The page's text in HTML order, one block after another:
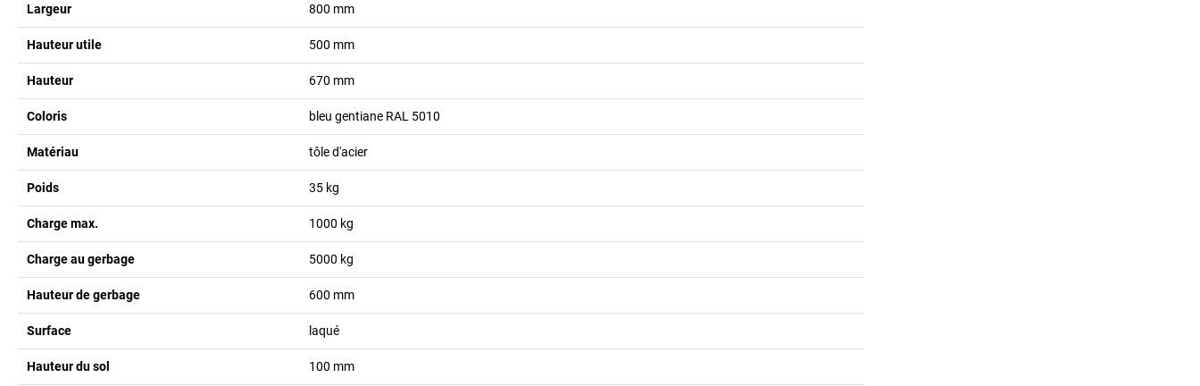
Largeur 800 mm
Hauteur utile 500 mm
Hauteur 670 mm
Coloris bleu gentiane RAL 5010
Matériau tôle d'acier
Poids 35 kg
Charge max. 1000 kg
Charge au gerbage 5000 kg
Hauteur de gerbage 600 mm
Surface laqué
Hauteur du sol 100 mm